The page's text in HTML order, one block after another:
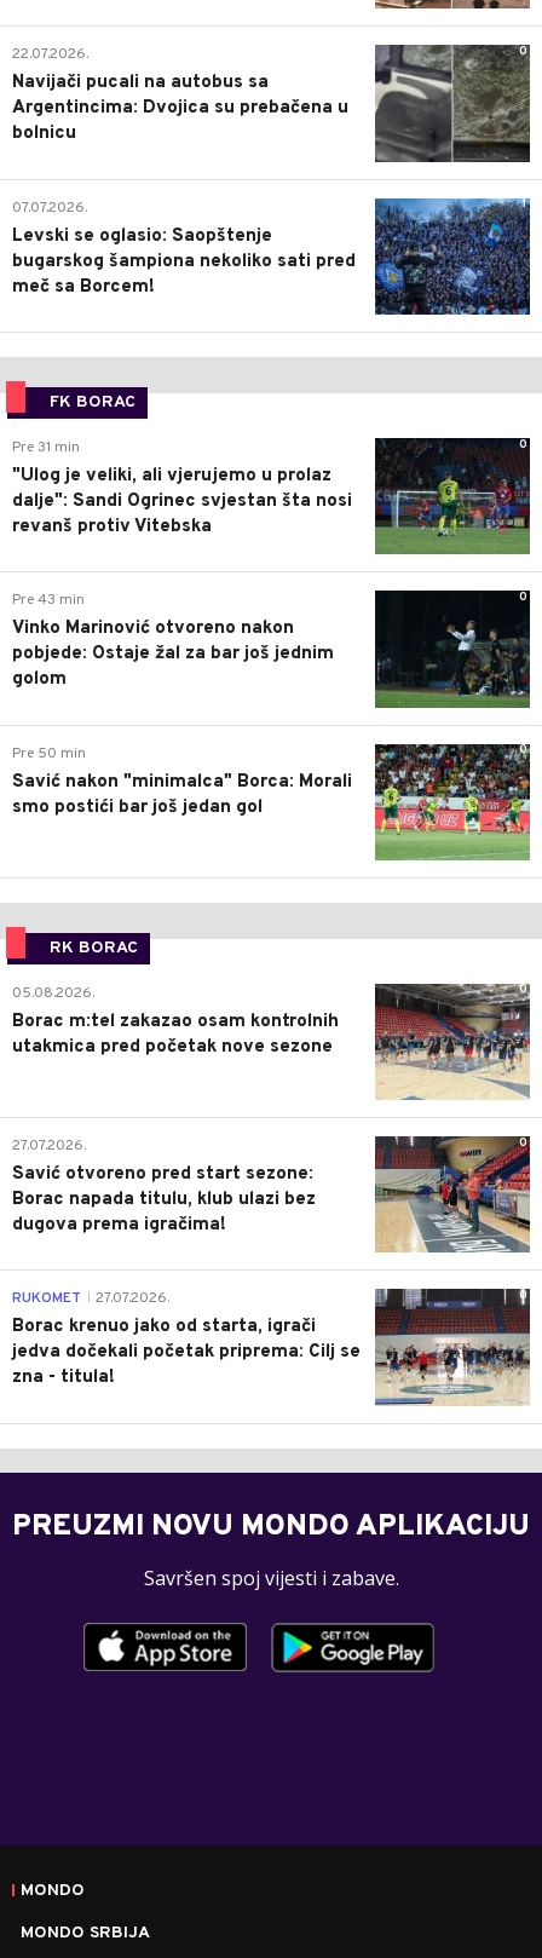
0
22.07.2026.
Navijači pucali na autobus sa
Argentincima: Dvojica su prebačena u
bolnicu
1
07.07.2026.
Levski se oglasio: Saopštenje
bugarskog šampiona nekoliko sati pred
meč sa Borcem!
FK BORAC
0
Pre 31 min
"Ulog je veliki, ali vjerujemo u prolaz
dalje": Sandi Ogrinec svjestan šta nosi
revanš protiv Vitebska
0
Pre 43 min
Vinko Marinović otvoreno nakon
pobjede: Ostaje žal za bar još jednim
golom
0
Pre 50 min
Savić nakon "minimalca" Borca: Morali
smo postići bar još jedan gol
RK BORAC
0
05.08.2026.
Borac m:tel zakazao osam kontrolnih
utakmica pred početak nove sezone
0
27.07.2026.
Savić otvoreno pred start sezone:
Borac napada titulu, klub ulazi bez
dugova prema igračima!
0
RUKOMET 27.07.2026.
Borac krenuo jako od starta, igrači
jedva dočekali početak priprema: Cilj se
zna - titula!
PREUZMI NOVU MONDO APLIKACIJU
Savršen spoj vijesti i zabave.
MONDO
MONDO SRBIJA